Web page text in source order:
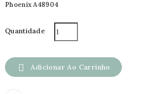
Phoenix A48904
Quantidade
 Adicionar Ao Carrinho